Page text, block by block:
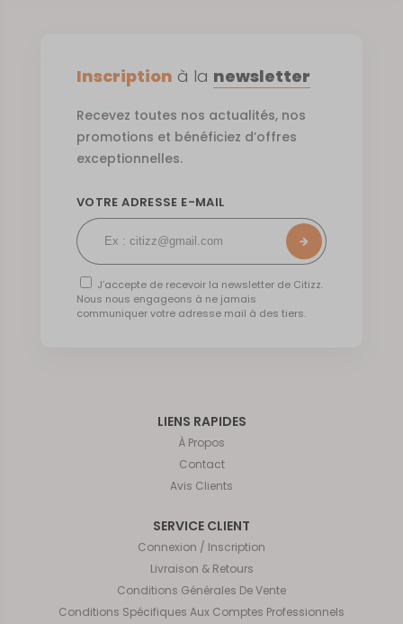
LIENS RAPIDES
À Propos
Contact
Avis Clients
SERVICE CLIENT
Connexion / Inscription
Livraison & Retours
Conditions Générales De Vente
Conditions Spécifiques Aux Comptes Professionnels
Inscription à la newsletter
Recevez toutes nos actualités, nos
promotions et bénéficiez d’offres
exceptionnelles.
VOTRE ADRESSE E-MAIL
J’accepte de recevoir la newsletter de Citizz.
Nous nous engageons à ne jamais
communiquer votre adresse mail à des tiers.